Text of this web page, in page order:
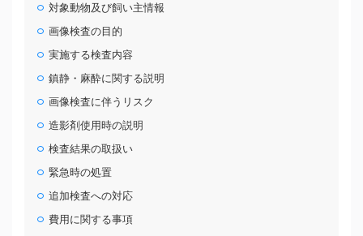
対象動物及び飼い主情報
画像検査の目的
実施する検査内容
鎮静・麻酔に関する説明
画像検査に伴うリスク
造影剤使用時の説明
検査結果の取扱い
緊急時の処置
追加検査への対応
費用に関する事項